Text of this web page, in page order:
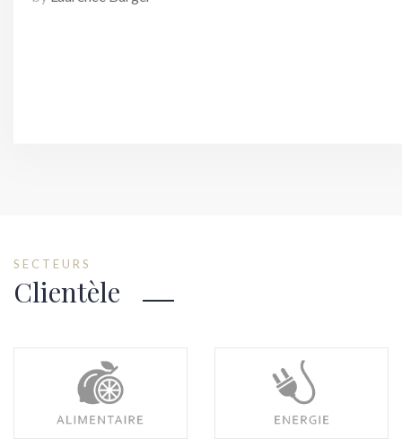
SECTEURS
Clientèle